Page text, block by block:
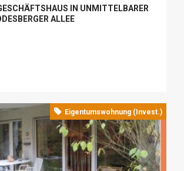
IN UNMITTELBARER
ALLEE
Eigentumswohnung (Invest.)